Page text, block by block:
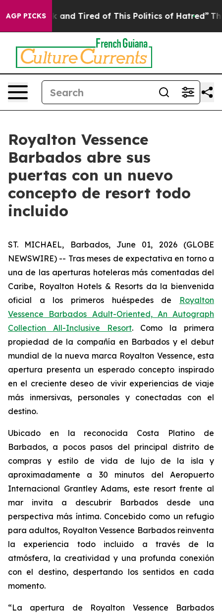
AGP PICKS
Sick and Tired of This Politics of Hatred” The Story
Royalton Vessence
Barbados abre sus
puertas con un nuevo
concepto de resort todo
incluido
ST. MICHAEL, Barbados, June 01, 2026 (GLOBE
NEWSWIRE) -- Tras meses de expectativa en torno a
una de las aperturas hoteleras más comentadas del
Caribe, Royalton Hotels & Resorts da la bienvenida
oficial a los primeros huéspedes de Royalton
Vessence Barbados Adult-Oriented, An Autograph
Collection All-Inclusive Resort. Como la primera
propiedad de la compañía en Barbados y el debut
mundial de la nueva marca Royalton Vessence, esta
apertura presenta un esperado concepto inspirado
en el creciente deseo de vivir experiencias de viaje
más inmersivas, personales y conectadas con el
destino.
Ubicado en la reconocida Costa Platino de
Barbados, a pocos pasos del principal distrito de
compras y estilo de vida de lujo de la isla y
aproximadamente a 30 minutos del Aeropuerto
Internacional Grantley Adams, este resort frente al
mar invita a descubrir Barbados desde una
perspectiva más íntima. Concebido como un refugio
para adultos, Royalton Vessence Barbados reinventa
la experiencia todo incluido a través de la
atmósfera, la creatividad y una profunda conexión
con el destino, despertando los sentidos en cada
momento.
“La apertura de Royalton Vessence Barbados